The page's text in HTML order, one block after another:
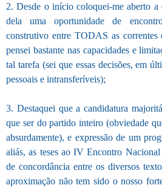
2. Desde o início coloquei-me aberto a
dela uma oportunidade de
construtivo entre TODAS as correntes
pensei bastante nas capacidades e
tal tarefa (sei que essas decisões, em
pessoais e intransferíveis);
3. Destaquei que a candidatura
que ser do partido inteiro (obviedade
absurdamente), e expressão de um
aliás, as teses ao IV Encontro
de concordância entre os diversos
aproximação não tem sido o nosso